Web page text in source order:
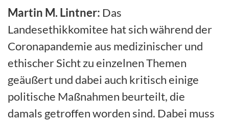
Martin M. Lintner: Das
Landesethikkomitee hat sich während der
Coronapandemie aus medizinischer und
ethischer Sicht zu einzelnen Themen
geäußert und dabei auch kritisch einige
politische Maßnahmen beurteilt, die
damals getroffen worden sind. Dabei muss